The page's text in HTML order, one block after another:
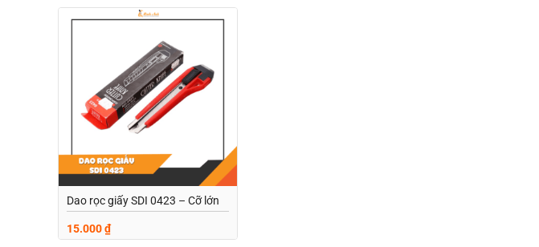
wishlist
Dao rọc giấy SDI 0423 – Cỡ lớn
15.000₫